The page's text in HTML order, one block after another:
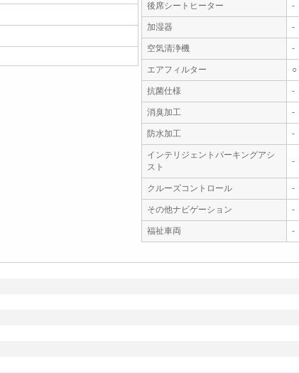
後席シートヒーター -
加湿器 -
空気清浄機 -
エアフィルター ○
抗菌仕様 -
消臭加工 -
防水加工 -
インテリジェントパーキングアシ
スト
-
クルーズコントロール -
その他ナビゲーション -
福祉車両
-